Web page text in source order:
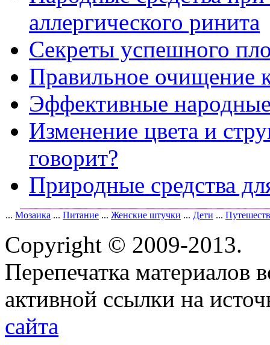
аллергического ринита
Секреты успешного
Правильное очищение
Эффективные
Изменение цвета и
говорит?
Природные средства
... Мозаика ... Питание ... Женские штучки ... Дети ...
Copyright © 2009-2013.
Перепечатка материалов
активной ссылки на
сайта